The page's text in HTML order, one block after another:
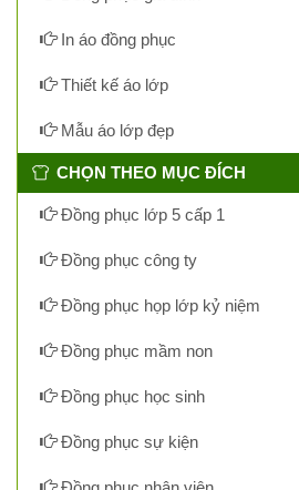
In áo đồng phục
Thiết kế áo lớp
Mẫu áo lớp đẹp
CHỌN THEO MỤC ĐÍCH
Đồng phục lớp 5 cấp 1
Đồng phục công ty
Đồng phục họp lớp kỷ niệm
Đồng phục mầm non
Đồng phục học sinh
Đồng phục sự kiện